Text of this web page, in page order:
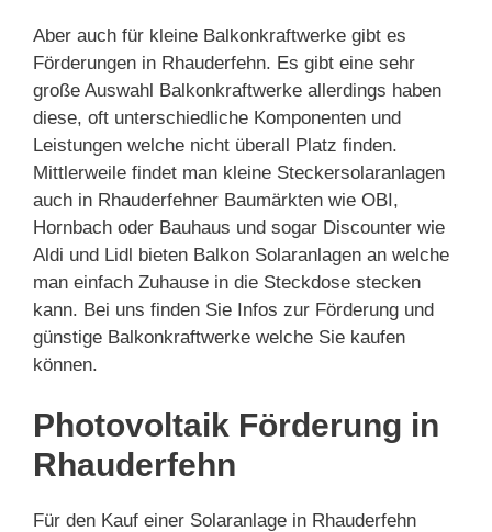
Aber auch für kleine Balkonkraftwerke gibt es
Förderungen in Rhauderfehn. Es gibt eine sehr
große Auswahl Balkonkraftwerke allerdings haben
diese, oft unterschiedliche Komponenten und
Leistungen welche nicht überall Platz finden.
Mittlerweile findet man kleine Steckersolaranlagen
auch in Rhauderfehner Baumärkten wie OBI,
Hornbach oder Bauhaus und sogar Discounter wie
Aldi und Lidl bieten Balkon Solaranlagen an welche
man einfach Zuhause in die Steckdose stecken
kann. Bei uns finden Sie Infos zur Förderung und
günstige Balkonkraftwerke welche Sie kaufen
können.
Photovoltaik Förderung in
Rhauderfehn
Für den Kauf einer Solaranlage in Rhauderfehn